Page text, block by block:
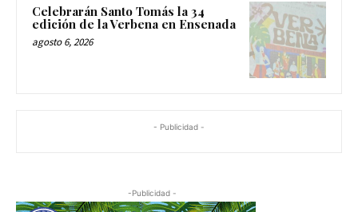
Celebrarán Santo Tomás la 34
edición de la Verbena en Ensenada
agosto 6, 2026
- Publicidad -
-Publicidad -